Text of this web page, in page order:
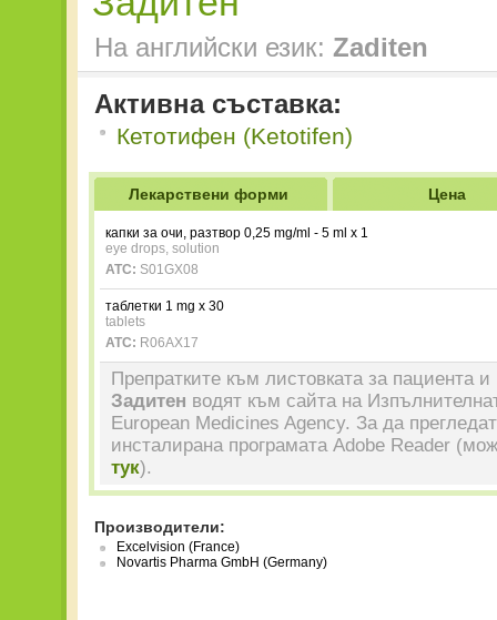
На английски език: Zaditen
Активна съставка:
Кетотифен (Ketotifen)
Лекарствени форми Цена
капки за очи, разтвор 0,25 mg/ml - 5 ml x 1
eye drops, solution
ATC: S01GX08
таблетки 1 mg x 30
tablets
ATC: R06AX17
Препратките към листовката за пациента и
Задитен водят към сайта на
European Medicines Agency. За да
инсталирана програмата Adobe Reader
тук).
Производители:
Excelvision (France)
Novartis Pharma GmbH (Germany)